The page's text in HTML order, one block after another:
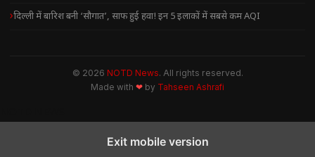
दिल्ली में बारिश बनी ‘सौगात’, साफ हुई हवा! इन 5 इलाकों में सबसे कम AQI
© 2026 NOTD News. All rights reserved.
Made with ❤ by Tahseen Ashrafi
Exit mobile version